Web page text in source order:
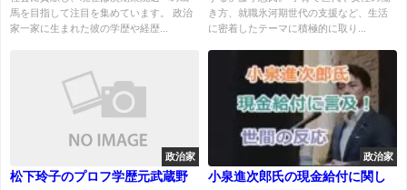
馬を目指して注目を集めています。 政治
家一家に生まれた彼の学歴や経歴...
き方、就職氷河期世代の支援など、生活
に密着したテーマに積極的に取り...
政治家
松下玲子のプロフ学歴元武蔵野
政治家
小泉進次郎氏の現金給付に関し